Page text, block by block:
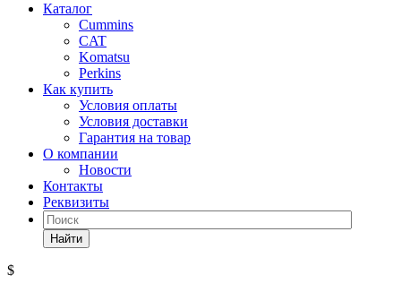
Каталог
Cummins
CAT
Komatsu
Perkins
Как купить
Условия оплаты
Условия доставки
Гарантия на товар
О компании
Новости
Контакты
Реквизиты
Найти
$